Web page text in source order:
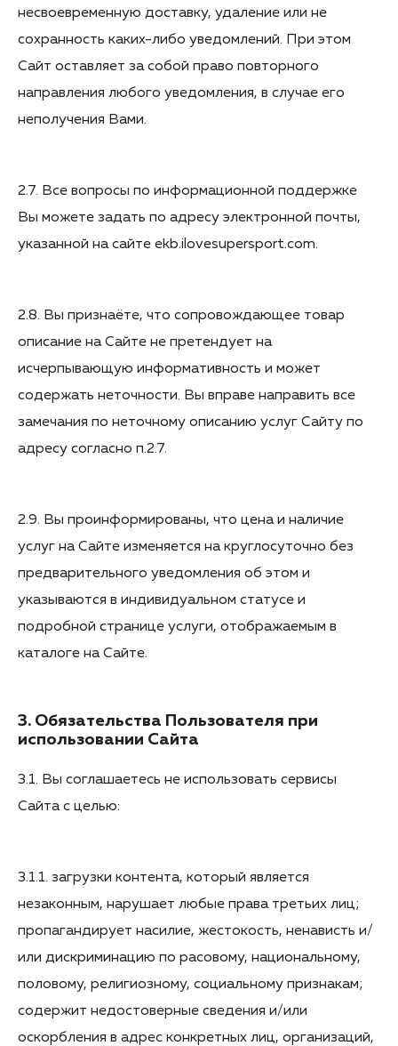
несвоевременную доставку, удаление или не
сохранность каких-либо уведомлений. При этом
Сайт оставляет за собой право повторного
направления любого уведомления, в случае его
неполучения Вами.
2.7. Все вопросы по информационной поддержке
Вы можете задать по адресу электронной почты,
указанной на сайте ekb.ilovesupersport.com.
2.8. Вы признаёте, что сопровождающее товар
описание на Сайте не претендует на
исчерпывающую информативность и может
содержать неточности. Вы вправе направить все
замечания по неточному описанию услуг Сайту по
адресу согласно п.2.7.
2.9. Вы проинформированы, что цена и наличие
услуг на Сайте изменяется на круглосуточно без
предварительного уведомления об этом и
указываются в индивидуальном статусе и
подробной странице услуги, отображаемым в
каталоге на Сайте.
3. Обязательства Пользователя при
использовании Сайта
3.1. Вы соглашаетесь не использовать сервисы
Сайта с целью:
3.1.1. загрузки контента, который является
незаконным, нарушает любые права третьих лиц;
пропагандирует насилие, жестокость, ненависть и/
или дискриминацию по расовому, национальному,
половому, религиозному, социальному признакам;
содержит недостоверные сведения и/или
оскорбления в адрес конкретных лиц, организаций,